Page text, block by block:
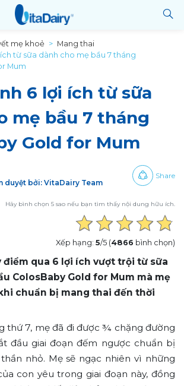
mẹ khoẻ
Mang thai
từ sữa dành cho mẹ bầu 7 tháng
Mum
6 lợi ích từ sữa
mẹ bầu 7 tháng
Gold for Mum
duyệt bởi: VitaDairy Team
Share
Hãy bình chọn 5 sao nếu bạn tìm thấy nội dung hữu ích.
Xếp hạng: 5/5 (4866 bình chọn)
điểm qua 6 lợi ích vượt trội từ sữa
ColosBaby Gold for Mum mà mẹ
chuẩn bị mang thai đến thời
thứ 7, mẹ đã đi được ¾ chặng đường
đầu giai đoạn đếm ngược chuẩn bị
nhỏ. Mẹ sẽ ngạc nhiên vì những
con yêu trong giai đoạn này, đồng